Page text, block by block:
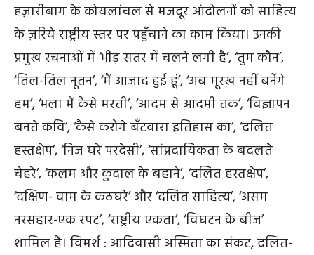
हज़ारीबाग के कोयलांचल से मजदूर आंदोलनों को साहित्य
के ज़रिये राष्ट्रीय स्तर पर पहुँचाने का काम किया। उनकी
प्रमुख रचनाओं में ‘भीड़ सतर में चलने लगी है’, ‘तुम कौन’,
‘तिल-तिल नूतन’, ‘मैं आजाद हुई हूं’, ‘अब मूरख नहीं बनेंगे
हम’, ‘भला मैं कैसे मरती’, ‘आदम से आदमी तक’, ‘विज्ञापन
बनते कवि’, ‘कैसे करोगे बँटवारा इतिहास का’, ‘दलित
हस्तक्षेप’, ‘निज घरे परदेसी’, ‘सांप्रदायिकता के बदलते
चेहरे’, ‘कलम और कुदाल के बहाने’, ‘दलित हस्तक्षेप’,
‘दक्षिण- वाम के कठघरे’ और ‘दलित साहित्य’, ‘असम
नरसंहार-एक रपट’, ‘राष्ट्रीय एकता’, ‘विघटन के बीज’
शामिल हैं। विमर्श : आदिवासी अस्मिता का संकट, दलित-